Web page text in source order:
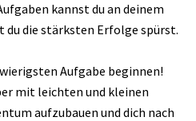
kannst du an deinem
du die stärksten Erfolge spürst.
Aufgabe beginnen!
mit leichten und kleinen
aufzubauen und dich nach